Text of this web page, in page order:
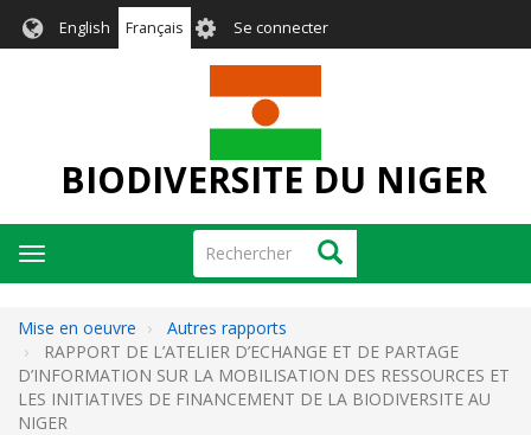
English Français User
account
menu
Se connecter
BIODIVERSITE DU NIGER
Rechercher Rechercher
Toggle
navigation
Mise en oeuvre
Autres rapports
RAPPORT DE L’ATELIER D’ECHANGE ET DE PARTAGE
D’INFORMATION SUR LA MOBILISATION DES RESSOURCES ET
LES INITIATIVES DE FINANCEMENT DE LA BIODIVERSITE AU
NIGER